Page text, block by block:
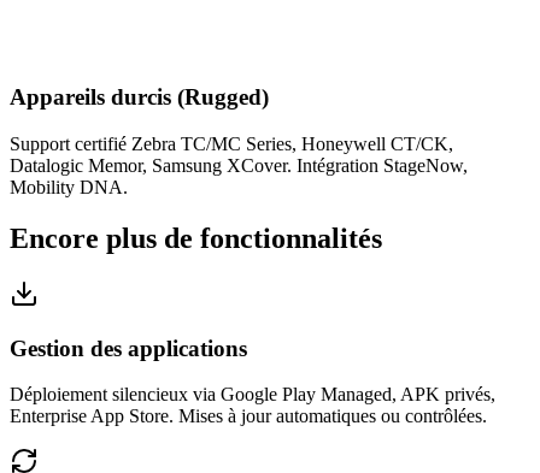
Appareils durcis (Rugged)
Support certifié Zebra TC/MC Series, Honeywell CT/CK,
Datalogic Memor, Samsung XCover. Intégration StageNow,
Mobility DNA.
Encore plus de fonctionnalités
Gestion des applications
Déploiement silencieux via Google Play Managed, APK privés,
Enterprise App Store. Mises à jour automatiques ou contrôlées.